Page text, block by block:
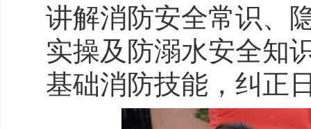
讲解消防安全常识、
实操及防溺水安全知
基础消防技能，纠正